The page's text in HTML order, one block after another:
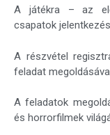
A játékra – az
csapatok
A részvétel
feladat
A feladatok
és horrorfilmek